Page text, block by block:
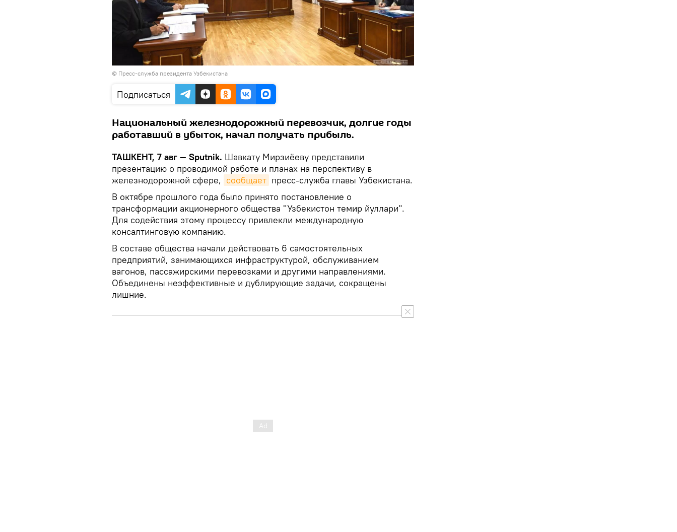
© Пресс-служба президента Узбекистана
Подписаться
Национальный железнодорожный перевозчик, долгие годы
работавший в убыток, начал получать прибыль.
ТАШКЕНТ, 7 авг — Sputnik. Шавкату Мирзиёеву представили
презентацию о проводимой работе и планах на перспективу в
железнодорожной сфере, сообщает пресс-служба главы Узбекистана.
В октябре прошлого года было принято постановление о
трансформации акционерного общества "Узбекистон темир йуллари".
Для содействия этому процессу привлекли международную
консалтинговую компанию.
В составе общества начали действовать 6 самостоятельных
предприятий, занимающихся инфраструктурой, обслуживанием
вагонов, пассажирскими перевозками и другими направлениями.
Объединены неэффективные и дублирующие задачи, сокращены
лишние.